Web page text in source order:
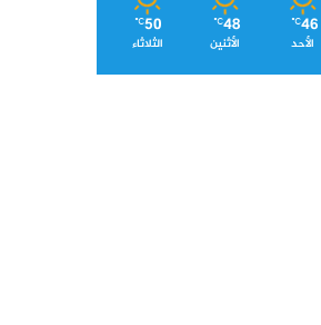
46
℃
الأحد
48
℃
الأثنين
50
℃
الثلاثاء